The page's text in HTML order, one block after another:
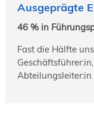
Ausgeprägte
46 % in
Fast die Hälfte
Abteilungsleiter:in